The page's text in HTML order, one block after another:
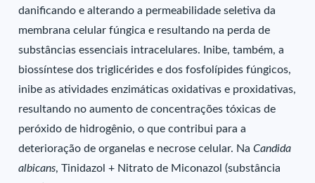
danificando e alterando a permeabilidade seletiva da
membrana celular fúngica e resultando na perda de
substâncias essenciais intracelulares. Inibe, também, a
biossíntese dos triglicérides e dos fosfolípides fúngicos,
inibe as atividades enzimáticas oxidativas e proxidativas,
resultando no aumento de concentrações tóxicas de
peróxido de hidrogênio, o que contribui para a
deterioração de organelas e necrose celular. NaCandida
albicans, Tinidazol + Nitrato de Miconazol (substância